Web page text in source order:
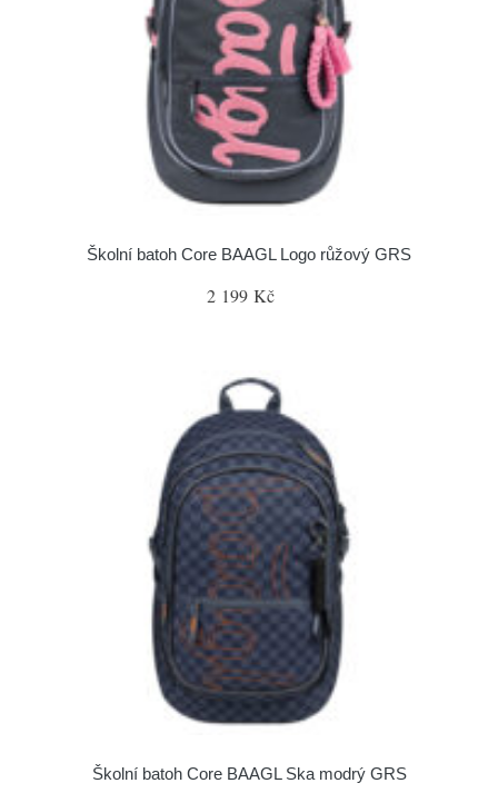
Školní batoh Core BAAGL Logo růžový GRS
2 199 Kč
Školní batoh Core BAAGL Ska modrý GRS